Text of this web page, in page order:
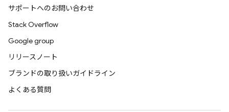
サポートへのお問い合わせ
Stack Overflow
Google group
リリースノート
ブランドの取り扱いガイドライン
よくある質問